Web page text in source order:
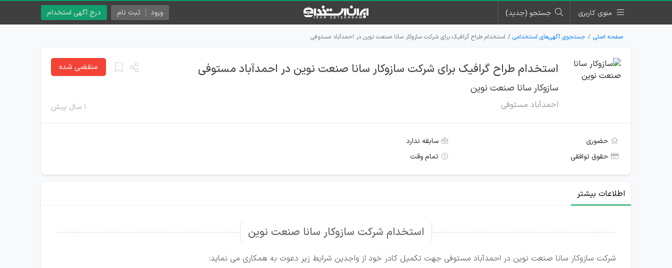
منوی کاربری جستجو (جدید) درج آگهی استخدام ورود ثبت نام
صفحه اصلی جستجوی آگهی‌های استخدامی استخدام طراح گرافیک برای شرکت سازوکار سانا صنعت نوین در احمدآباد مستوفی
استخدام طراح گرافیک برای شرکت سازوکار سانا صنعت نوین در احمدآباد مستوفی
سازوکار سانا صنعت نوین
احمدآباد مستوفی ۱ سال پیش
منقضی شده
حضوری
سابقه ندارد
حقوق توافقی
تمام وقت
اطلاعات بیشتر
استخدام شرکت سازوکار سانا صنعت نوین
شرکت سازوکار سانا صنعت نوین در احمدآباد مستوفی جهت تکمیل کادر خود از واجدین شرایط زیر دعوت به همکاری می نماید: